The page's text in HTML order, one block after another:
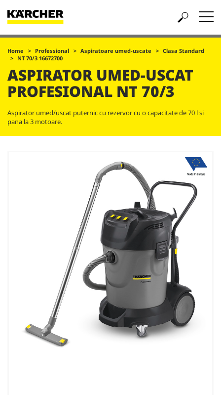
Home Professional Aspiratoare umed-uscate
Clasa Standard
NT 70/3 16672700
ASPIRATOR UMED-USCAT
PROFESIONAL NT 70/3
Aspirator umed/uscat puternic cu rezervor cu o capacitate de 70 l si
pana la 3 motoare.